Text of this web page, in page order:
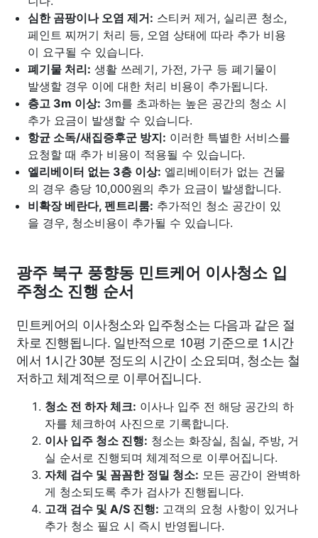
심한 곰팡이나 오염 제거: 스티커 제거, 실리콘 청소,
페인트 찌꺼기 처리 등, 오염 상태에 따라 추가 비용
이 요구될 수 있습니다.
폐기물 처리: 생활 쓰레기, 가전, 가구 등 폐기물이
발생할 경우 이에 대한 처리 비용이 추가됩니다.
층고 3m 이상: 3m를 초과하는 높은 공간의 청소 시
추가 요금이 발생할 수 있습니다.
항균 소독/새집증후군 방지: 이러한 특별한 서비스를
요청할 때 추가 비용이 적용될 수 있습니다.
엘리베이터 없는 3층 이상: 엘리베이터가 없는 건물
의 경우 층당 10,000원의 추가 요금이 발생합니다.
비확장 베란다, 펜트리룸: 추가적인 청소 공간이 있
을 경우, 청소비용이 추가될 수 있습니다.
광주 북구 풍향동 민트케어 이사청소 입
주청소 진행 순서
민트케어의 이사청소와 입주청소는 다음과 같은 절
차로 진행됩니다. 일반적으로 10평 기준으로 1시간
에서 1시간 30분 정도의 시간이 소요되며, 청소는 철
저하고 체계적으로 이루어집니다.
청소 전 하자 체크: 이사나 입주 전 해당 공간의 하
자를 체크하여 사진으로 기록합니다.
이사 입주 청소 진행: 청소는 화장실, 침실, 주방, 거
실 순서로 진행되며 체계적으로 이루어집니다.
자체 검수 및 꼼꼼한 정밀 청소: 모든 공간이 완벽하
게 청소되도록 추가 검사가 진행됩니다.
고객 검수 및 A/S 진행: 고객의 요청 사항이 있거나
추가 청소 필요 시 즉시 반영됩니다.